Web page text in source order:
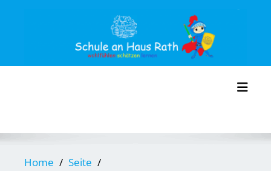
Home Seite